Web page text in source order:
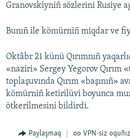
Granovskiyniñ sözlerini Rusiye
Bunıñ ile kömürniñ miqdar ve
Oktâbr 21 künü Qırımnıñ
«naziri» Sergey Yegorov Qırım
toplaşuvında Qırım «başınıñ»
kömürniñ ketirilüvi boyunca
ötkerilmesini bildirdi.
Paylaşmaq VPN-siz oquñız